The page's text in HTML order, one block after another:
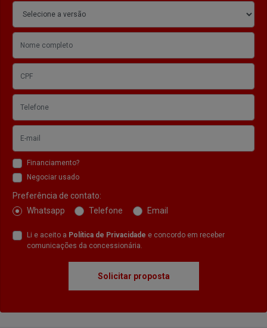
Financiamento?
Negociar usado
Preferência de contato:
Whatsapp
Telefone Email
Li e aceito a Política de Privacidade e concordo em receber
comunicações da concessionária.
Solicitar proposta